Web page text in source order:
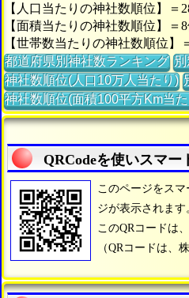
【人口当たりの神社数順位】＝
【面積当たりの神社数順位】＝
【世帯数当たりの神社数順位】
都道府県別神社数ランキング 別
神社数順位(人口10万人当たり)
神社数順位(面積100平方Km当
QRCodeを使いスマー
このページをス
ジが表示されます
このQRコードは、
（QRコードは、